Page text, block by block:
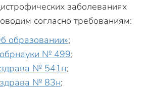
заболеваниях
согласно требованиям:
;
№ 499;
№ 541н;
№ 83н;